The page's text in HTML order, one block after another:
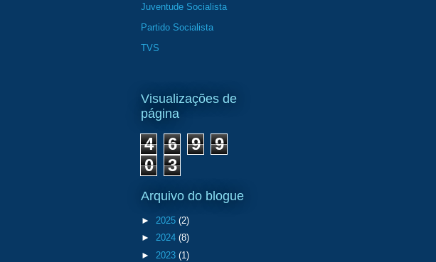
Juventude Socialista
Partido Socialista
TVS
Visualizações de
página
4 6 9
9
0
3
Arquivo do blogue
► 2025 (2)
► 2024 (8)
► 2023 (1)